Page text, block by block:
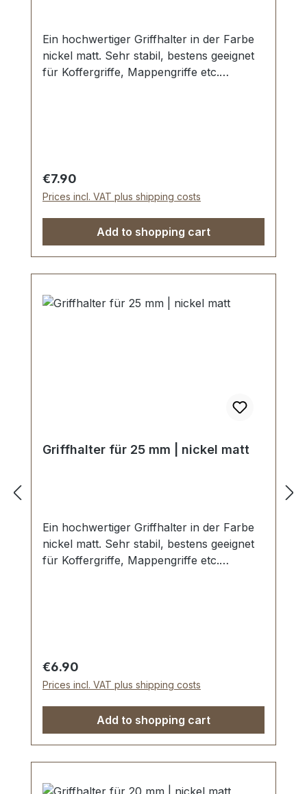
Ein hochwertiger Griffhalter in der Farbe
nickel matt. Sehr stabil, bestens geeignet
für Koffergriffe, Mappengriffe etc.
Schrauben
Regular price:
€7.90
Prices incl. VAT plus shipping costs
Add to shopping cart
Griffhalter für 25 mm | nickel matt
Ein hochwertiger Griffhalter in der Farbe
nickel matt. Sehr stabil, bestens geeignet
für Koffergriffe, Mappengriffe etc.
Regular price:
€6.90
Prices incl. VAT plus shipping costs
Add to shopping cart